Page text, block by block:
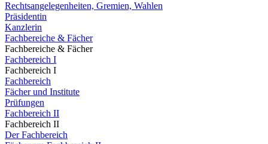
Rechtsangelegenheiten, Gremien, Wahlen
Präsidentin
Kanzlerin
Fachbereiche & Fächer
Fachbereiche & Fächer
Fachbereich I
Fachbereich I
Fachbereich
Fächer und Institute
Prüfungen
Fachbereich II
Fachbereich II
Der Fachbereich